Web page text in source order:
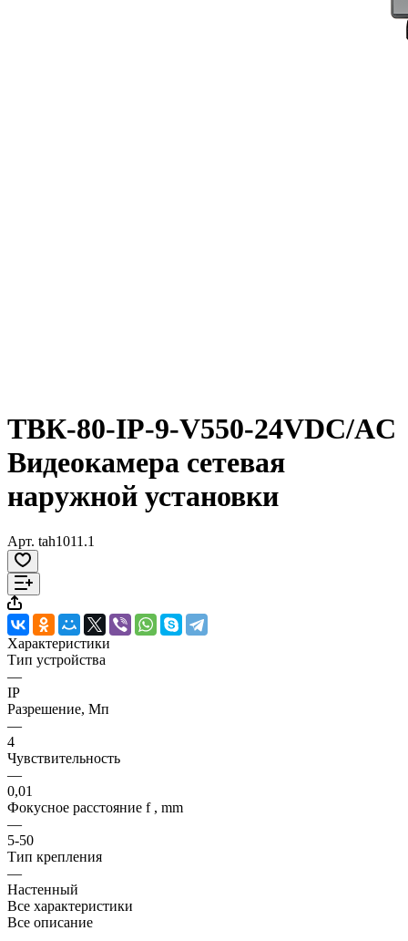
ТВК-80-IP-9-V550-24VDC/AC
Видеокамера сетевая
наружной установки
Арт. tah1011.1
Характеристики
Тип устройства
—
IP
Разрешение, Мп
—
4
Чувствительность
—
0,01
Фокусное расстояние f , mm
—
5-50
Тип крепления
—
Настенный
Все характеристики
Все описание